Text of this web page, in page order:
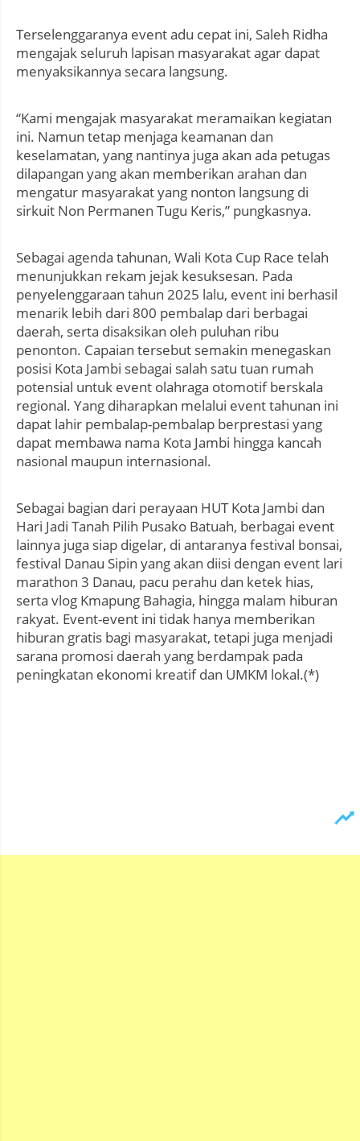
Terselenggaranya event adu cepat ini, Saleh Ridha
mengajak seluruh lapisan masyarakat agar dapat
menyaksikannya secara langsung.
“Kami mengajak masyarakat meramaikan kegiatan
ini. Namun tetap menjaga keamanan dan
keselamatan, yang nantinya juga akan ada petugas
dilapangan yang akan memberikan arahan dan
mengatur masyarakat yang nonton langsung di
sirkuit Non Permanen Tugu Keris,” pungkasnya.
Sebagai agenda tahunan, Wali Kota Cup Race telah
menunjukkan rekam jejak kesuksesan. Pada
penyelenggaraan tahun 2025 lalu, event ini berhasil
menarik lebih dari 800 pembalap dari berbagai
daerah, serta disaksikan oleh puluhan ribu
penonton. Capaian tersebut semakin menegaskan
posisi Kota Jambi sebagai salah satu tuan rumah
potensial untuk event olahraga otomotif berskala
regional. Yang diharapkan melalui event tahunan ini
dapat lahir pembalap-pembalap berprestasi yang
dapat membawa nama Kota Jambi hingga kancah
nasional maupun internasional.
Sebagai bagian dari perayaan HUT Kota Jambi dan
Hari Jadi Tanah Pilih Pusako Batuah, berbagai event
lainnya juga siap digelar, di antaranya festival bonsai,
festival Danau Sipin yang akan diisi dengan event lari
marathon 3 Danau, pacu perahu dan ketek hias,
serta vlog Kmapung Bahagia, hingga malam hiburan
rakyat. Event-event ini tidak hanya memberikan
hiburan gratis bagi masyarakat, tetapi juga menjadi
sarana promosi daerah yang berdampak pada
peningkatan ekonomi kreatif dan UMKM lokal.(*)